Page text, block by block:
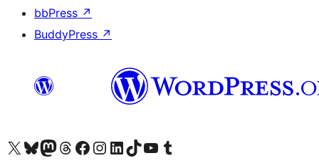
bbPress ↗
BuddyPress ↗
Besøg vores X (tidligere Twitter) konto
Besøg vores Bluesky-konto
Besøg vores Mastodon konto
Besøg vores Threads-konto
Besøg vores Facebook sideBesøg vores Instagram konto
Besøg vores LinkedIn konto
Besøg vores TikTok-konto
Besøg vores YouTube-kanalBesøg vores Tumblr-konto